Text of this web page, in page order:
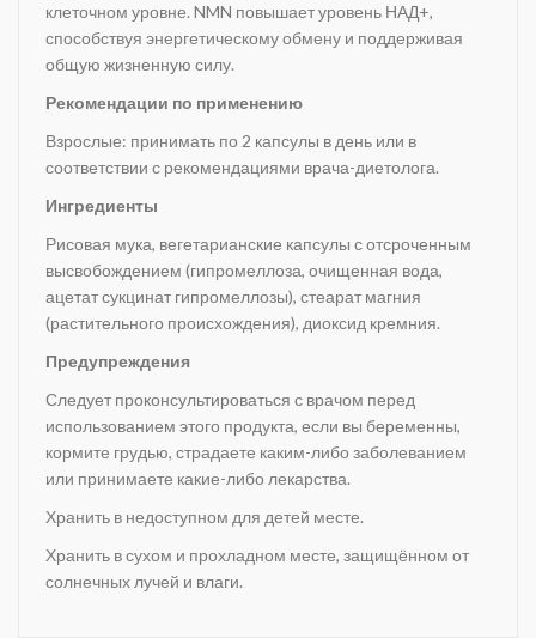
клеточном уровне. NMN повышает уровень НАД+,
способствуя энергетическому обмену и поддерживая
общую жизненную силу.
Рекомендации по применению
Взрослые: принимать по 2 капсулы в день или в
соответствии с рекомендациями врача-диетолога.
Ингредиенты
Рисовая мука, вегетарианские капсулы с отсроченным
высвобождением (гипромеллоза, очищенная вода,
ацетат сукцинат гипромеллозы), стеарат магния
(растительного происхождения), диоксид кремния.
Предупреждения
Следует проконсультироваться с врачом перед
использованием этого продукта, если вы беременны,
кормите грудью, страдаете каким-либо заболеванием
или принимаете какие-либо лекарства.
Хранить в недоступном для детей месте.
Хранить в сухом и прохладном месте, защищённом от
солнечных лучей и влаги.